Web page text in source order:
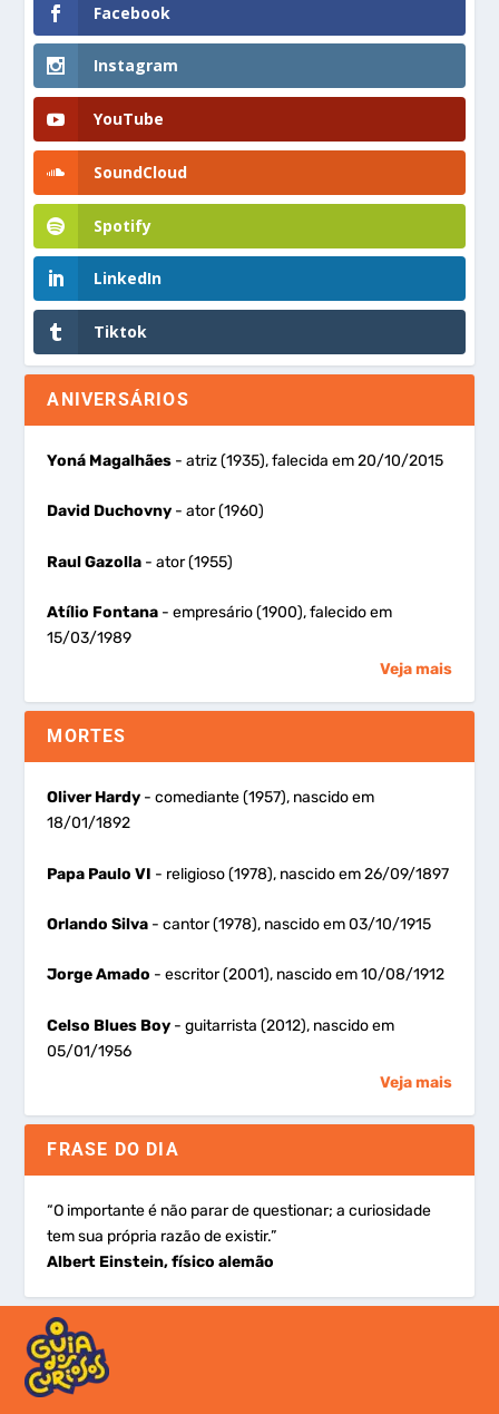
Facebook
Instagram
YouTube
SoundCloud
Spotify
LinkedIn
Tiktok
ANIVERSÁRIOS
Yoná Magalhães - atriz (1935), falecida em 20/10/2015
David Duchovny - ator (1960)
Raul Gazolla - ator (1955)
Atílio Fontana - empresário (1900), falecido em
15/03/1989
Veja mais
MORTES
Oliver Hardy - comediante (1957), nascido em
18/01/1892
Papa Paulo VI - religioso (1978), nascido em 26/09/1897
Orlando Silva - cantor (1978), nascido em 03/10/1915
Jorge Amado - escritor (2001), nascido em 10/08/1912
Celso Blues Boy - guitarrista (2012), nascido em
05/01/1956
Veja mais
FRASE DO DIA
“O importante é não parar de questionar; a curiosidade
tem sua própria razão de existir.”
Albert Einstein, físico alemão